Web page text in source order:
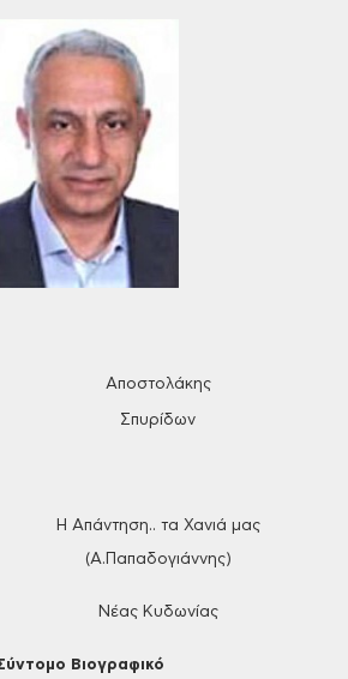
Αποστολάκης
Σπυρίδων
Η Απάντηση.. τα Χανιά μας
(Α.Παπαδογιάννης)
Νέας Κυδωνίας
Βιογραφικό